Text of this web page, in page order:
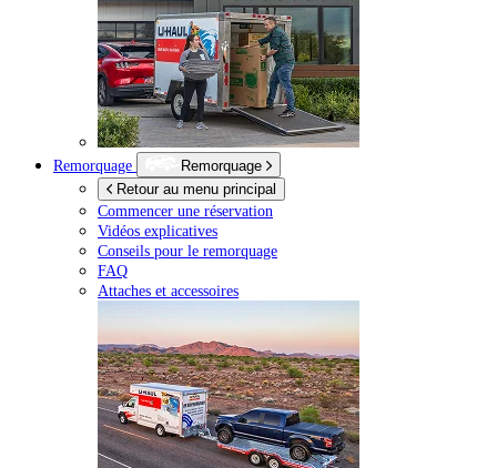
Remorquage
Remorquage
Retour au menu principal
Commencer une réservation
Vidéos explicatives
Conseils pour le remorquage
FAQ
Attaches et accessoires